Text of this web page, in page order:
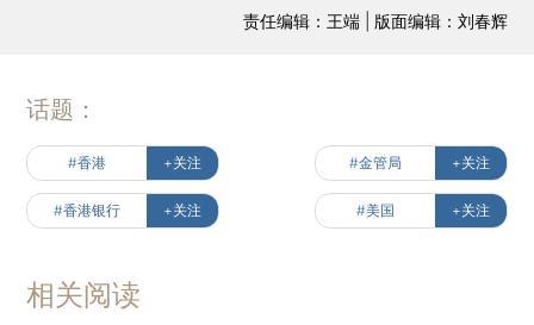
责任编辑：王端 | 版面编辑：刘春辉
话题：
#香港 +关注 #金管局 +关注
#香港银行 +关注 #美国 +关注
相关阅读